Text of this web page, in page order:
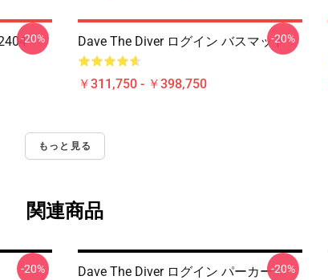
-20% Dave The Diver ログイン バスマット
￥311,750 - ￥398,750
-20%
もっと見る
関連商品
-20% Dave The Diver ログイン パーカー-20%